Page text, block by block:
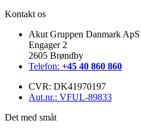
Kontakt os
Akut Gruppen Danmark ApS
Engager 2
2605 Brøndby
Telefon: +45 40 860 860
CVR: DK41970197
Aut.nr.: VFUL-89833
Det med småt